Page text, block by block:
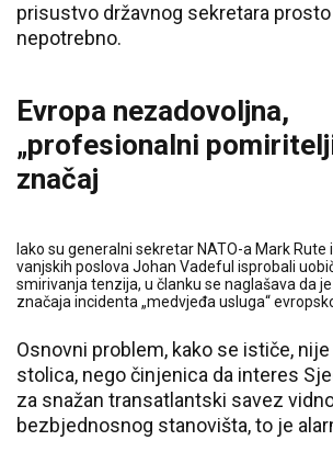
prisustvo državnog sekretara
nepotrebno.
Evropa nezadovoljna,
„profesionalni
značaj
Iako su generalni sekretar NATO-a Mark
vanjskih poslova Johan Vadeful isprobali
smirivanja tenzija, u članku se naglašava da
značaja incidenta „medvjeđa usluga“
Osnovni problem, kako se ističe,
stolica, nego činjenica da interes
za snažan transatlantski savez
bezbjednosnog stanovišta, to je